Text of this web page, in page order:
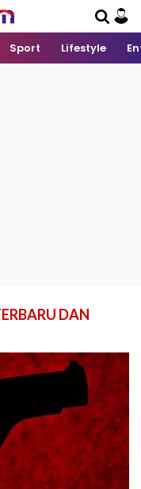
Sport Lifestyle
DAN